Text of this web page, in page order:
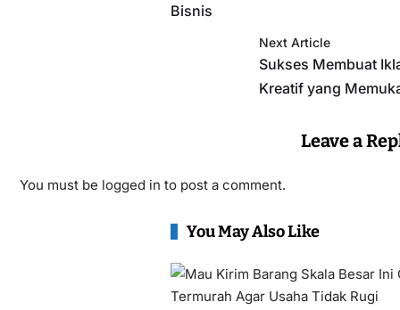
Next Article
Sukses Membuat
Kreatif yang
Leave a
You must be logged in to post a comment.
You May Also Like